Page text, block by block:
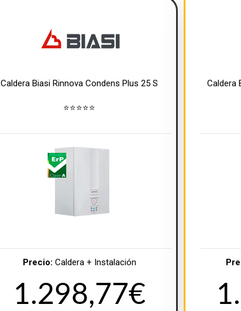
Caldera Biasi Rinnova Condens Plus 25 S
⭐⭐⭐⭐⭐
Precio: Caldera + Instalación
1.298,77€
Caldera